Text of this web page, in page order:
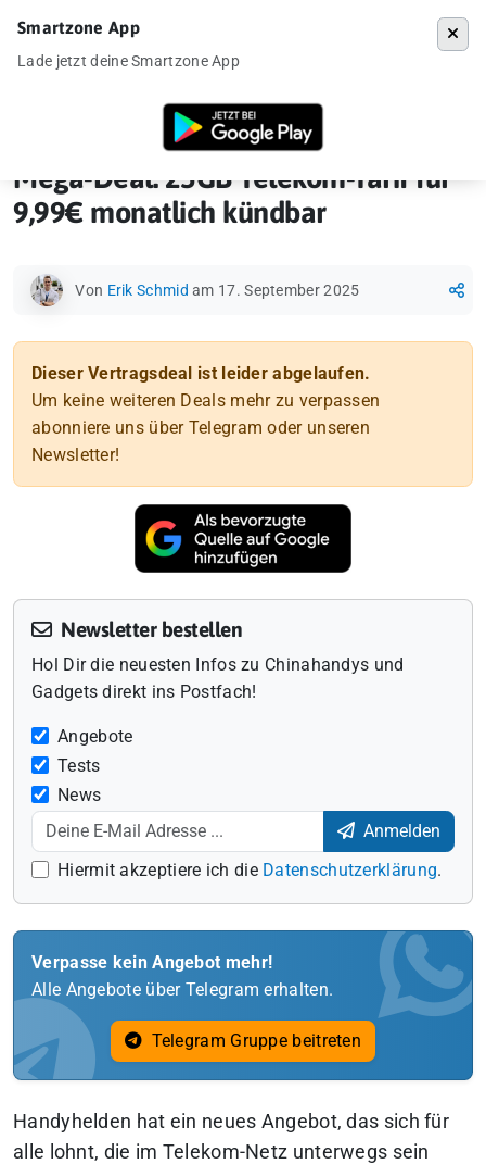
Vertragsdeal Mega-Deal: 25GB Telekom-Tarif für 9,99€
Mega-Deal: 25GB Telekom-Tarif für
9,99€ monatlich kündbar
Von Erik Schmid am 17. September 2025
Dieser Vertragsdeal ist leider abgelaufen.
Um keine weiteren Deals mehr zu verpassen
abonniere uns über Telegram oder unseren
Newsletter!
Newsletter bestellen
Hol Dir die neuesten Infos zu Chinahandys und
Gadgets direkt ins Postfach!
Angebote
Tests
News
Anmelden
Hiermit akzeptiere ich die Datenschutzerklärung.
Verpasse kein Angebot mehr!
Alle Angebote über Telegram erhalten.
Telegram Gruppe beitreten
Handyhelden hat ein neues Angebot, das sich für
alle lohnt, die im Telekom-Netz unterwegs sein
Smartzone App
Lade jetzt deine Smartzone App